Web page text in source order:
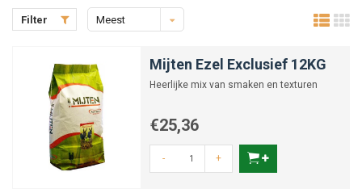
Filter
Meest
Mijten Ezel Exclusief 12KG
Heerlijke mix van smaken en texturen
€25,36
- +